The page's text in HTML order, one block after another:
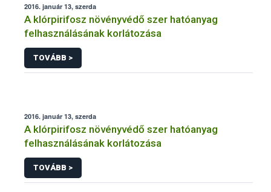
2016. január 13, szerda
A klórpirifosz növényvédő szer hatóanyag
felhasználásának korlátozása
TOVÁBB >
2016. január 13, szerda
A klórpirifosz növényvédő szer hatóanyag
felhasználásának korlátozása
TOVÁBB >